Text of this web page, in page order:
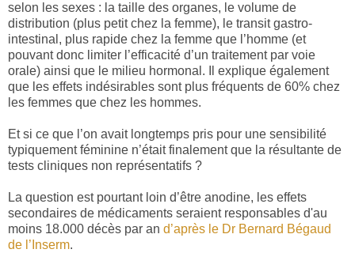
selon les sexes : la taille des organes, le volume de
distribution (plus petit chez la femme), le transit gastro-
intestinal, plus rapide chez la femme que l’homme (et
pouvant donc limiter l’efficacité d’un traitement par voie
orale) ainsi que le milieu hormonal. Il explique également
que les effets indésirables sont plus fréquents de 60% chez
les femmes que chez les hommes.
Et si ce que l’on avait longtemps pris pour une sensibilité
typiquement féminine n’était finalement que la résultante de
tests cliniques non représentatifs ?
La question est pourtant loin d’être anodine, les effets
secondaires de médicaments seraient responsables d'au
moins 18.000 décès par an d’après le Dr Bernard Bégaud
de l’Inserm.